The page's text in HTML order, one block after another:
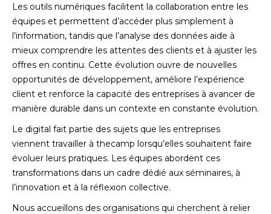
Les outils numériques facilitent la collaboration entre les
équipes et permettent d’accéder plus simplement à
l’information, tandis que l’analyse des données aide à
mieux comprendre les attentes des clients et à ajuster les
offres en continu. Cette évolution ouvre de nouvelles
opportunités de développement, améliore l’expérience
client et renforce la capacité des entreprises à avancer de
manière durable dans un contexte en constante évolution.
Le digital fait partie des sujets que les entreprises
viennent travailler à thecamp lorsqu’elles souhaitent faire
évoluer leurs pratiques. Les équipes abordent ces
transformations dans un cadre dédié aux séminaires, à
l’innovation et à la réflexion collective.
Nous accueillons des organisations qui cherchent à relier